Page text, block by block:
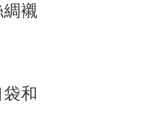
襯
和